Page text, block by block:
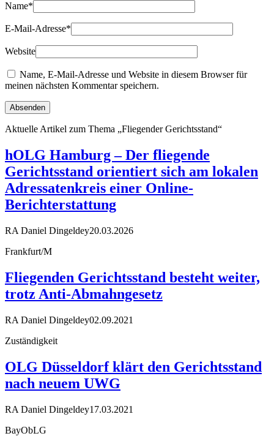
Name*
E-Mail-Adresse*
Website
Name, E-Mail-Adresse und Website in diesem Browser für
meinen nächsten Kommentar speichern.
Aktuelle Artikel zum Thema „Fliegender Gerichtsstand“
hOLG Hamburg – Der fliegende
Gerichtsstand orientiert sich am lokalen
Adressatenkreis einer Online-
Berichterstattung
RA Daniel Dingeldey20.03.2026
Frankfurt/M
Fliegenden Gerichtsstand besteht weiter,
trotz Anti-Abmahngesetz
RA Daniel Dingeldey02.09.2021
Zuständigkeit
OLG Düsseldorf klärt den Gerichtsstand
nach neuem UWG
RA Daniel Dingeldey17.03.2021
BayObLG